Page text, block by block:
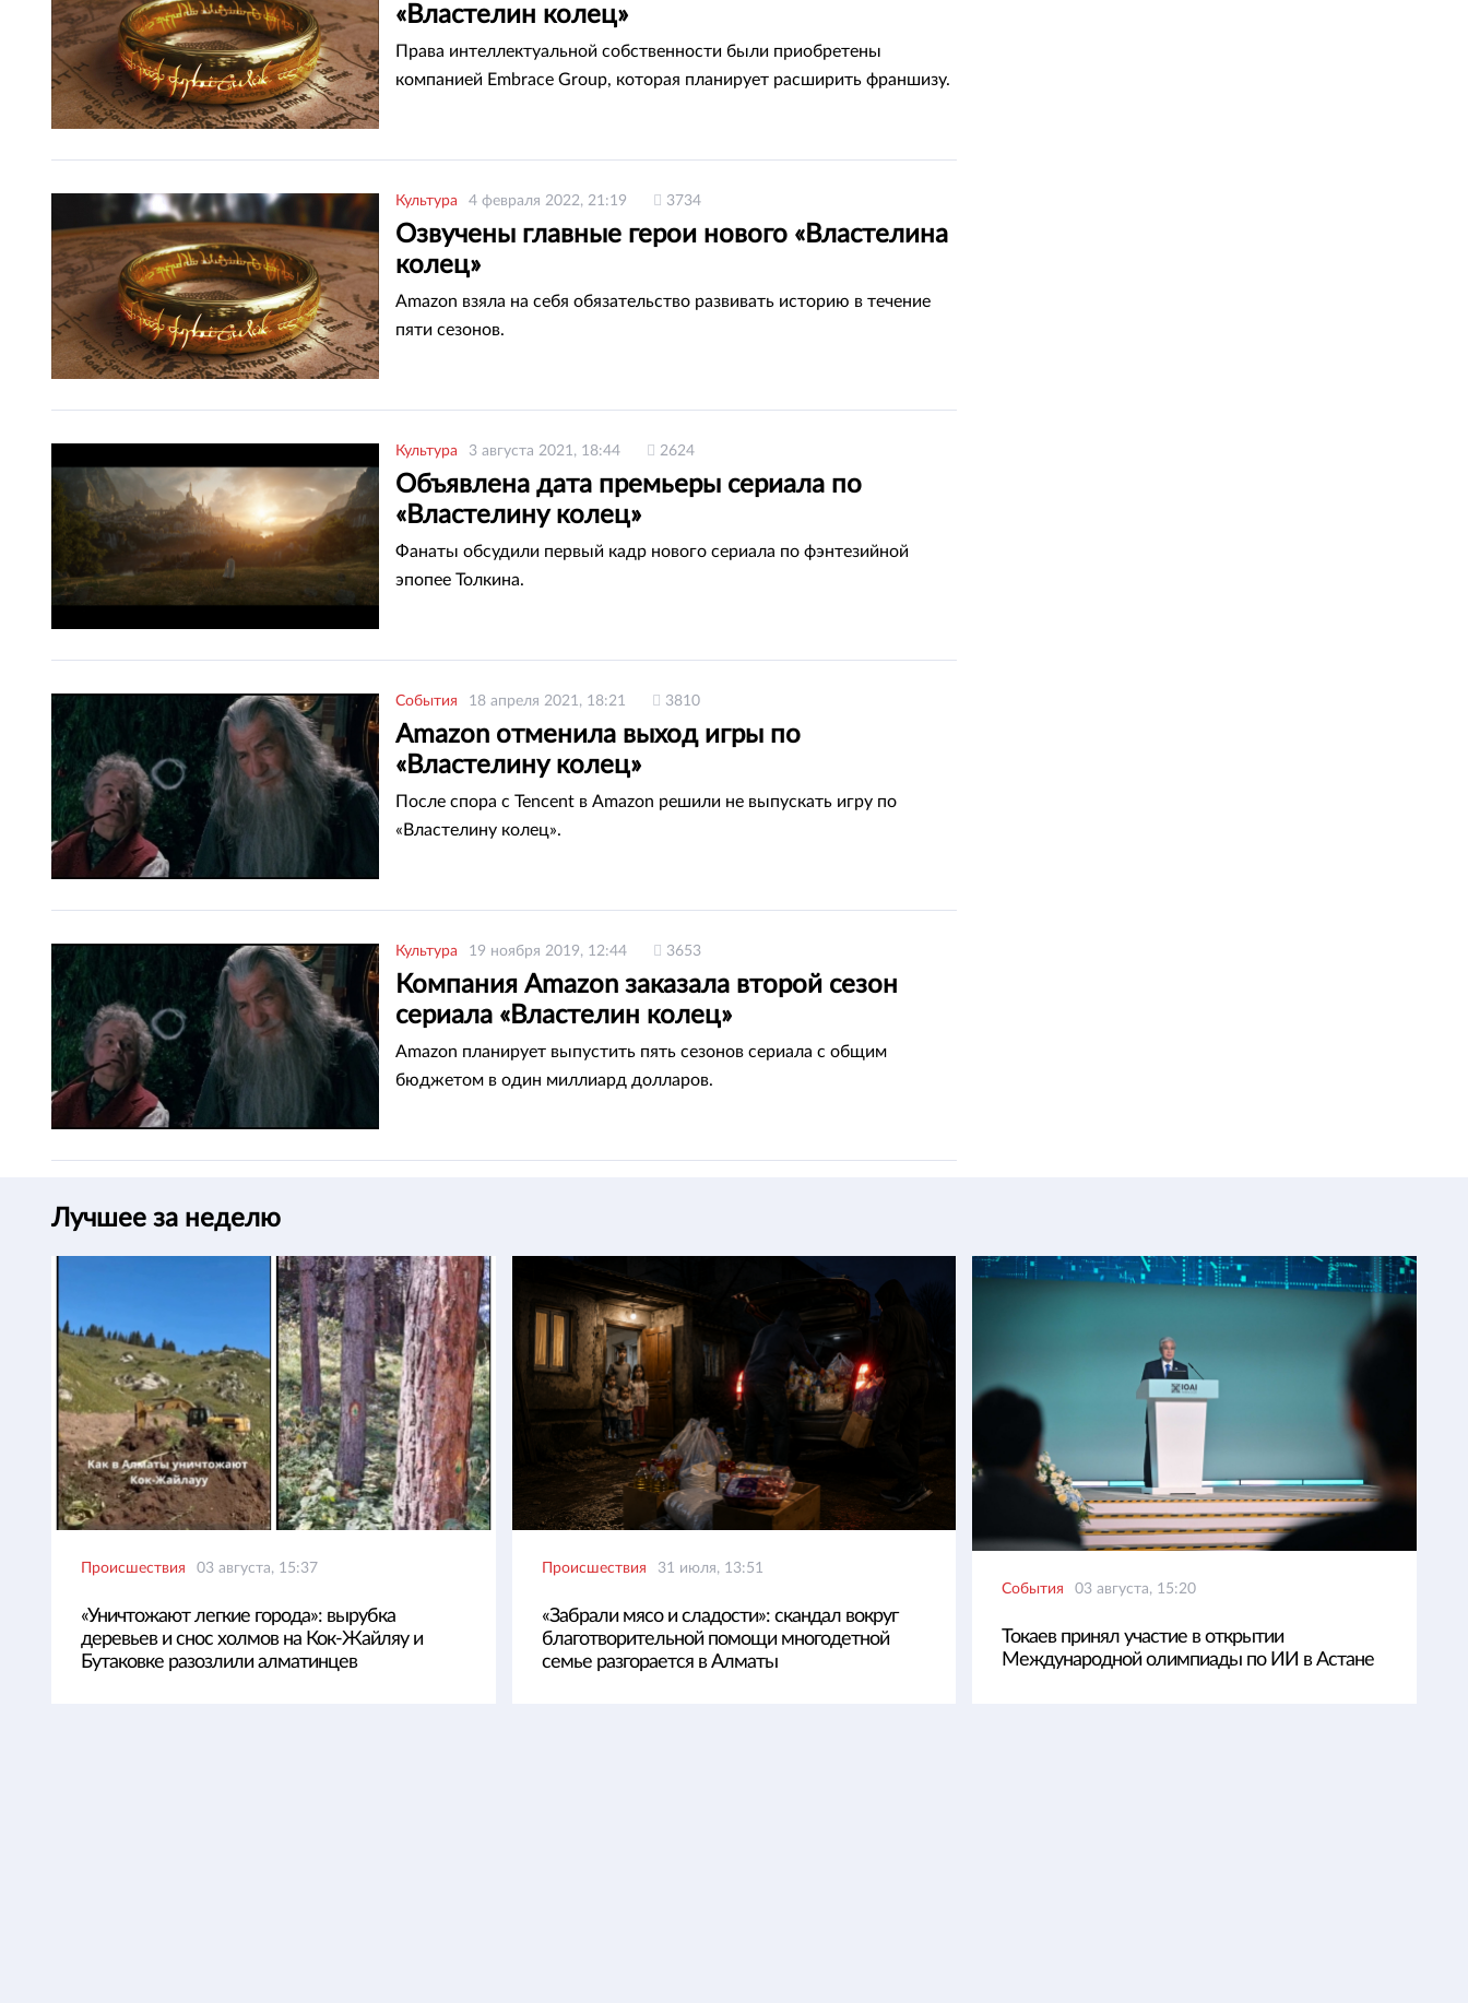
«Властелин колец»
Права интеллектуальной собственности были приобретены
компанией Embrace Group, которая планирует расширить франшизу.
Культура 4 февраля 2022, 21:19 3734
Озвучены главные герои нового «Властелина
колец»
Amazon взяла на себя обязательство развивать историю в течение
пяти сезонов.
Культура 3 августа 2021, 18:44 2624
Объявлена дата премьеры сериала по
«Властелину колец»
Фанаты обсудили первый кадр нового сериала по фэнтезийной
эпопее Толкина.
События 18 апреля 2021, 18:21 3810
Amazon отменила выход игры по
«Властелину колец»
После спора с Tencent в Amazon решили не выпускать игру по
«Властелину колец».
Культура 19 ноября 2019, 12:44 3653
Компания Amazon заказала второй сезон
сериала «Властелин колец»
Amazon планирует выпустить пять сезонов сериала с общим
бюджетом в один миллиард долларов.
Лучшее за неделю
Происшествия 03 августа, 15:37
«Уничтожают легкие города»: вырубка
деревьев и снос холмов на Кок-Жайляу и
Бутаковке разозлили алматинцев
Происшествия 31 июля, 13:51
«Забрали мясо и сладости»: скандал вокруг
благотворительной помощи многодетной
семье разгорается в Алматы
События 03 августа, 15:20
Токаев принял участие в открытии
Международной олимпиады по ИИ в Астане